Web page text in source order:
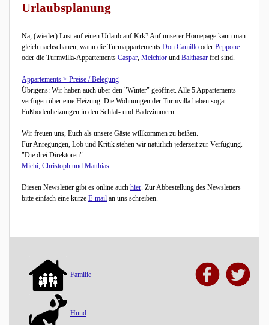
Urlaubsplanung
Na, (wieder) Lust auf einen Urlaub auf Krk? Auf unserer Homepage kann man
gleich nachschauen, wann die Turmappartements Don Camillo oder Peppone
oder die Turmvilla-Appartements Caspar, Melchior und Balthasar frei sind.
Appartements > Preise / Belegung
Übrigens: Wir haben auch über den "Winter" geöffnet. Alle 5 Appartements
verfügen über eine Heizung. Die Wohnungen der Turmvilla haben sogar
Fußbodenheizungen in den Schlaf- und Badezimmern.
Wir freuen uns, Euch als unsere Gäste willkommen zu heißen.
Für Anregungen, Lob und Kritik stehen wir natürlich jederzeit zur Verfügung.
"Die drei Direktoren"
Michi, Christoph und Matthias
Diesen Newsletter gibt es online auch hier. Zur Abbestellung des Newsletters
bitte einfach eine kurze E-mail an uns schreiben.
Familie
Hund